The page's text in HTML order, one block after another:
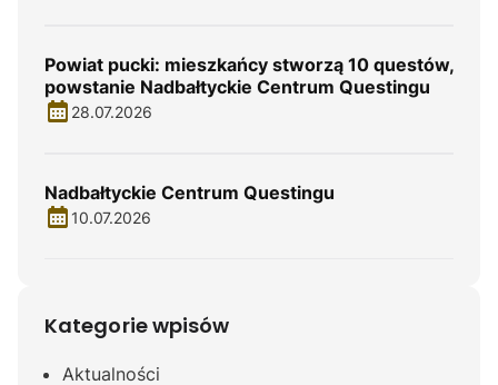
Powiat pucki: mieszkańcy stworzą 10 questów,
powstanie Nadbałtyckie Centrum Questingu
28.07.2026
Nadbałtyckie Centrum Questingu
10.07.2026
Kategorie wpisów
Aktualności